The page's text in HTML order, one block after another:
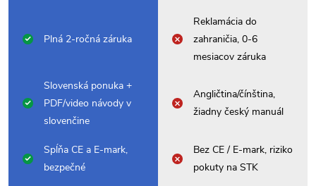
Plná 2-ročná záruka
Reklamácia do
zahraničia, 0-6
mesiacov záruka
Slovenská ponuka +
PDF/video návody v
slovenčine
Angličtina/čínština,
žiadny český manuál
Spĺňa CE a E-mark,
bezpečné
Bez CE / E-mark, riziko
pokuty na STK